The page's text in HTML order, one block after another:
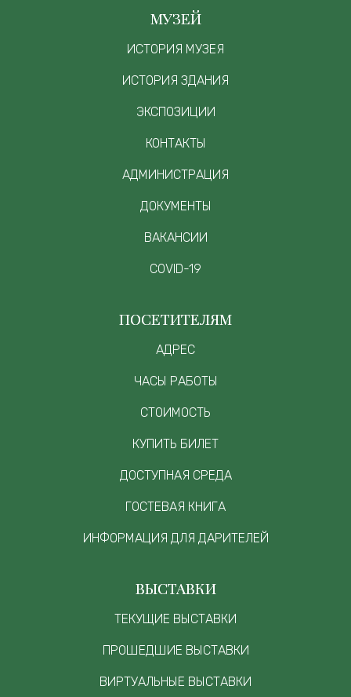
МУЗЕЙ
ИСТОРИЯ МУЗЕЯ
ИСТОРИЯ ЗДАНИЯ
ЭКСПОЗИЦИИ
КОНТАКТЫ
АДМИНИСТРАЦИЯ
ДОКУМЕНТЫ
ВАКАНСИИ
COVID-19
ПОСЕТИТЕЛЯМ
АДРЕС
ЧАСЫ РАБОТЫ
СТОИМОСТЬ
КУПИТЬ БИЛЕТ
ДОСТУПНАЯ СРЕДА
ГОСТЕВАЯ КНИГА
ИНФОРМАЦИЯ ДЛЯ ДАРИТЕЛЕЙ
ВЫСТАВКИ
ТЕКУЩИЕ ВЫСТАВКИ
ПРОШЕДШИЕ ВЫСТАВКИ
ВИРТУАЛЬНЫЕ ВЫСТАВКИ